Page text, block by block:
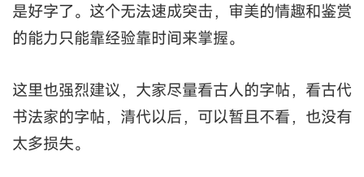
是好字了。这个无法速成突击，审美的情趣和鉴赏
的能力只能靠经验靠时间来掌握。
这里也强烈建议，大家尽量看古人的字帖，看古代
书法家的字帖，清代以后，可以暂且不看，也没有
太多损失。